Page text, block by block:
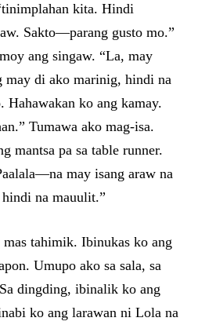
kita. Hindi
Sakto—parang gusto mo.”
ang singaw. “La, may
may di ako marinig, hindi na
Hahawakan ko ang kamay.
Tumawa ako mag-isa.
mantsa pa sa table runner.
may isang araw na
na mauulit.”
tahimik. Ibinukas ko ang
Umupo ako sa sala, sa
dingding, ibinalik ko ang
ko ang larawan ni Lola na